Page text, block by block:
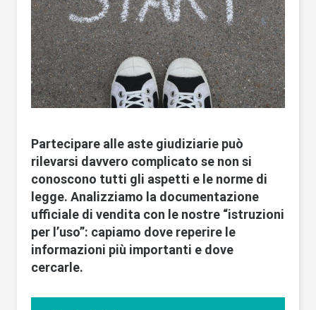
Partecipare alle aste giudiziarie può
rilevarsi davvero complicato se non si
conoscono tutti gli aspetti e le norme di
legge. Analizziamo la documentazione
ufficiale di vendita con le nostre “istruzioni
per l’uso”: capiamo dove reperire le
informazioni più importanti e dove
cercarle.